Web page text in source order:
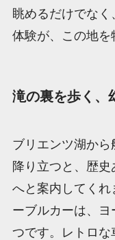
眺めるだけでな
体験が、この地を
滝の裏を歩く、
ブリエンツ湖か
降り立つと、歴
へと案内してく
ーブルカーは、ヨ
つです。レトロ